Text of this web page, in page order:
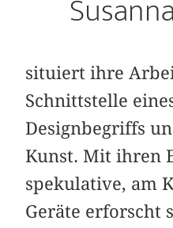
situiert ihre
Schnittstelle
Designbegriffs
Kunst. Mit ihren
spekulative, am
Geräte erforscht